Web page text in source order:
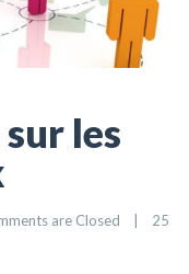
les
are Closed |
25